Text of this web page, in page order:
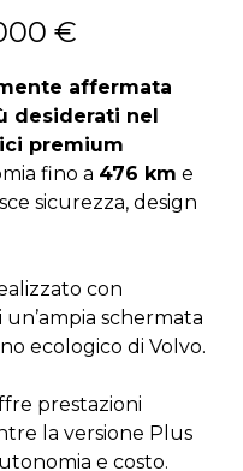
€
affermata
desiderati nel
premium
fino a 476 km e
sicurezza, design
con
schermata
ecologico di Volvo.
prestazioni
la versione Plus
e costo.